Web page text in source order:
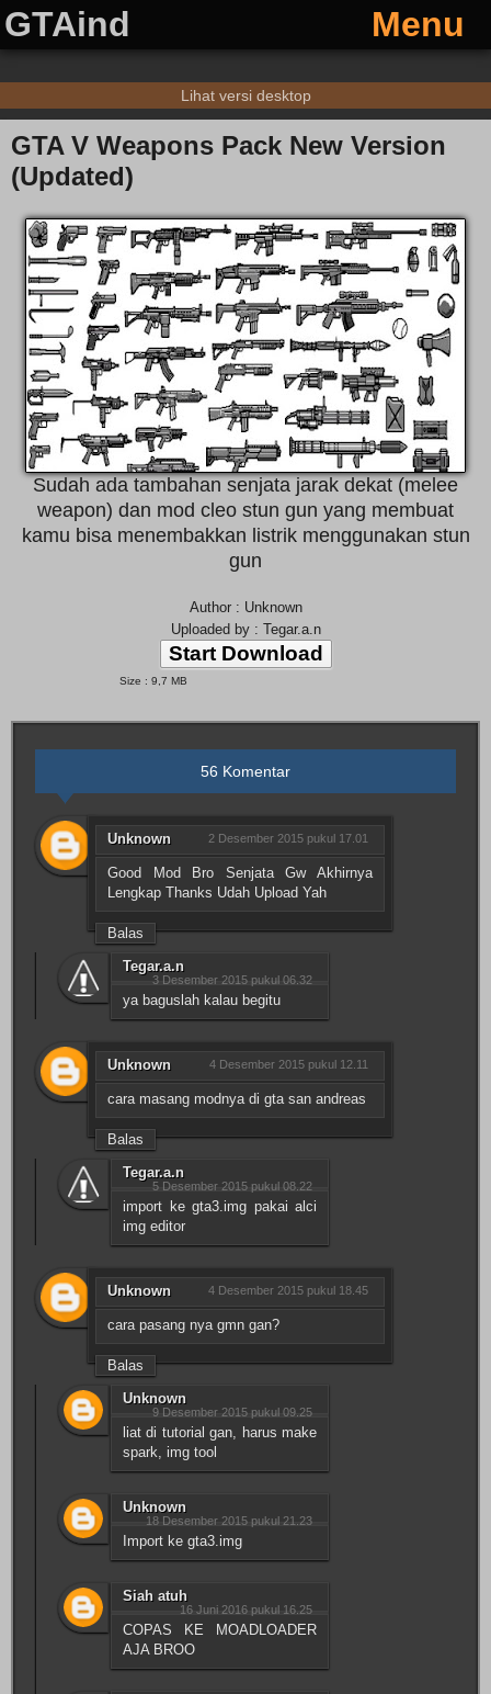
GTAind Menu
Lihat versi desktop
GTA V Weapons Pack New Version
(Updated)
Sudah ada tambahan senjata jarak dekat (melee
weapon) dan mod cleo stun gun yang membuat
kamu bisa menembakkan listrik menggunakan stun
gun
Author : Unknown
Uploaded by : Tegar.a.n
Start Download
Size : 9,7 MB
56 Komentar
Unknown 2 Desember 2015 pukul 17.01
Good Mod Bro Senjata Gw Akhirnya
Lengkap Thanks Udah Upload Yah
Balas
Tegar.a.n
3 Desember 2015 pukul 06.32
ya baguslah kalau begitu
Unknown 4 Desember 2015 pukul 12.11
cara masang modnya di gta san andreas
Balas
Tegar.a.n
5 Desember 2015 pukul 08.22
import ke gta3.img pakai alci
img editor
Unknown 4 Desember 2015 pukul 18.45
cara pasang nya gmn gan?
Balas
Unknown
9 Desember 2015 pukul 09.25
liat di tutorial gan, harus make
spark, img tool
Unknown
18 Desember 2015 pukul 21.23
Import ke gta3.img
Siah atuh
16 Juni 2016 pukul 16.25
COPAS KE MOADLOADER
AJA BROO